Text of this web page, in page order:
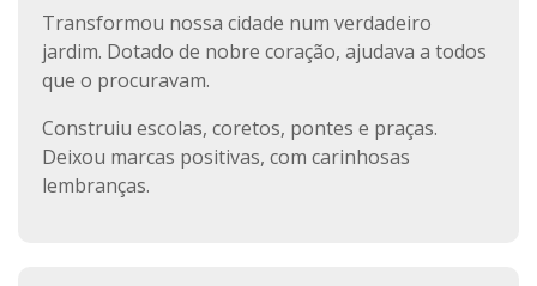
Transformou nossa cidade num verdadeiro
jardim. Dotado de nobre coração, ajudava a todos
que o procuravam.
Construiu escolas, coretos, pontes e praças.
Deixou marcas positivas, com carinhosas
lembranças.